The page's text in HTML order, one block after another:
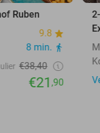
Ruben
9.8
8 min.
€38,40
€21,90